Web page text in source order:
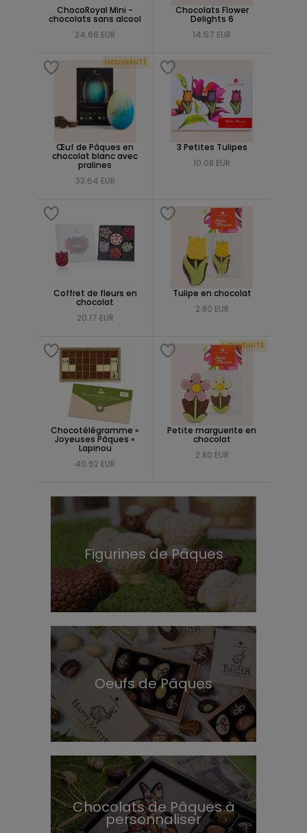
ChocoRoyal Mini -
chocolats sans alcool
24.66 EUR
Chocolats Flower
Delights 6
14.57 EUR
NOUVEAUTÉ
Œuf de Pâques en
chocolat blanc avec
pralines
33.64 EUR
3 Petites Tulipes
10.08 EUR
Coffret de fleurs en
chocolat
20.17 EUR
Tulipe en chocolat
2.80 EUR
Chocotélégramme «
Joyeuses Pâques »
Lapinou
40.92 EUR
NOUVEAUTÉ
Petite marguerite en
chocolat
2.80 EUR
Figurines de Pâques
Oeufs de Pâques
Chocolats de Pâques à
personnaliser